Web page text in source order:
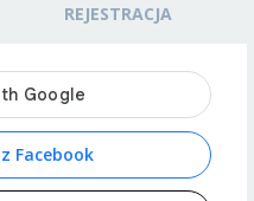
REJESTRACJA
Facebook